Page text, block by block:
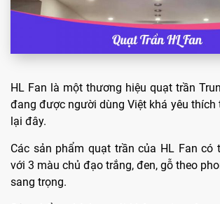
HL Fan là một thương hiệu quạt trần
đang được người dùng Việt khá yêu thích
lại đây.
Các sản phẩm quạt trần của HL Fan có
với 3 màu chủ đạo trắng, đen, gỗ theo
sang trọng.